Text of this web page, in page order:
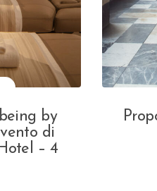
by
di
– 4